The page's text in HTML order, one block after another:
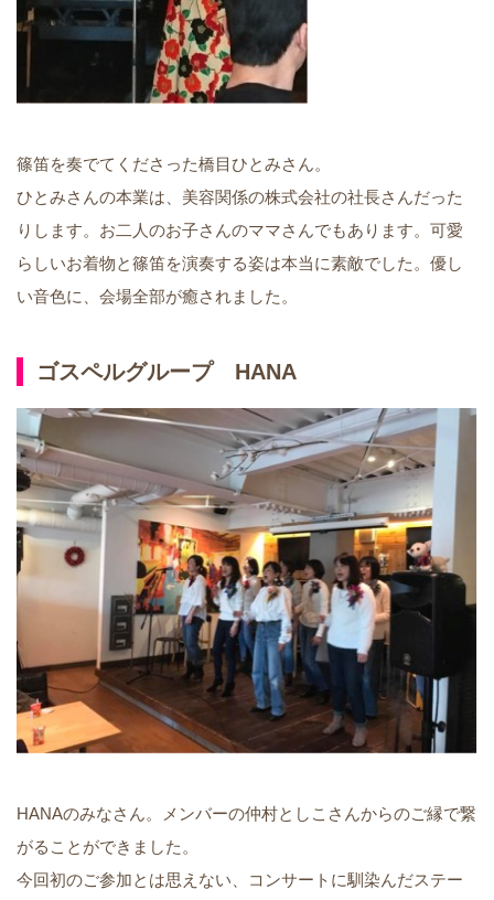
篠笛を奏でてくださった橋目ひとみさん。
ひとみさんの本業は、美容関係の株式会社の社長さんだった
りします。お二人のお子さんのママさんでもあります。可愛
らしいお着物と篠笛を演奏する姿は本当に素敵でした。優し
い音色に、会場全部が癒されました。
ゴスペルグループ HANA
HANAのみなさん。メンバーの仲村としこさんからのご縁で繋
がることができました。
今回初のご参加とは思えない、コンサートに馴染んだステー